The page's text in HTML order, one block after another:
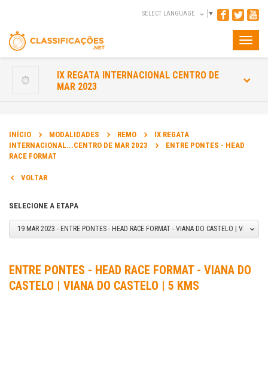
Toggle
SELECT LANGUAGE ▼
IX REGATA INTERNACIONAL CENTRO DE
MAR 2023
INÍCIO MODALIDADES REMO
IX REGATA
INTERNACIONAL...CENTRO DE MAR 2023
ENTRE PONTES - HEAD
RACE FORMAT
VOLTAR
SELECIONE A ETAPA
19 MAR 2023 - ENTRE PONTES - HEAD RACE FORMAT - VIANA DO CASTELO | VIANA
ENTRE PONTES - HEAD RACE FORMAT - VIANA DO
CASTELO | VIANA DO CASTELO | 5 KMS